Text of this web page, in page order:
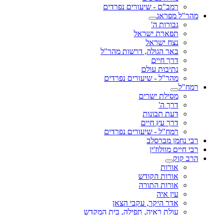
רמב"ם - שיעורים נפרדים
מהר"ל מפראג
גבורות ה'
תפארת ישראל
נצח ישראל
באר הגולה, דרשות מהר"ל
דרך חיים
נתיבות עולם
מהר"ל - שיעורים נפרדים
רמח"ל
מסילת ישרים
דרך ה'
דעת תבונות
דרך עץ חיים
רמח"ל - שיעורים נפרדים
רבי נחמן מברסלב
רבי חיים מוולוז'ין
הרב קוק
אורות
אורות הקודש
אורות התורה
עין איה
אדר היקר, עקבי הצאן
עולת ראיה, תפילה, בית המקדש